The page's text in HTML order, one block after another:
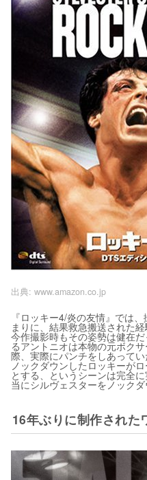
出典: www.amazon.co.jp
『ロッキー4/炎の友情』では
まりに、結果救急搬送された
今作撮影時もその姿勢は健在
るアントニオは本物の元ボク
際、実際にパンチをしあって
ノックダウンしたロッキーが
とする、というシーンは完全
当にシルヴェスターをノック
16年ぶりに制作された